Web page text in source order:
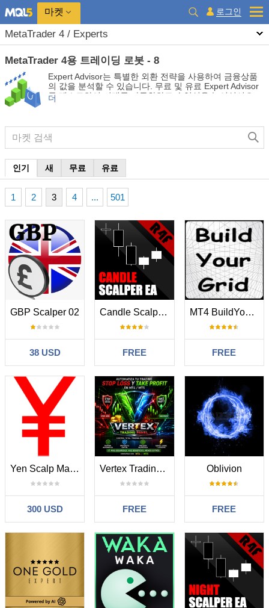
마켓 로그인
MetaTrader 4 / Experts
MetaTrader 4용 트레이딩 로봇 - 8
Expert Advisor는 특별한 외환 전략을 사용하여 금융상품
의 값을 분석할 수 있습니다. 무료 및 유료 Expert Advisor
를 테스트하여 거래를 자동화하고 수익성을 높이십시오.
더
인기 새 무료 유료
1 2 3 4 ... 501
GBP Scalper 02
38 USD
Candle Scalper EA
FREE
MT4 BuildYourGridEA
FREE
Yen Scalp Master
300 USD
Vertex Trading Panel MT4
FREE
Oblivion
FREE